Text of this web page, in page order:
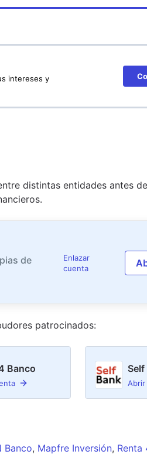
intereses y
distintas entidades antes de
de
Enlazar
cuenta
es patrocinados:
Banco
Banco, Mapfre Inversión, Renta